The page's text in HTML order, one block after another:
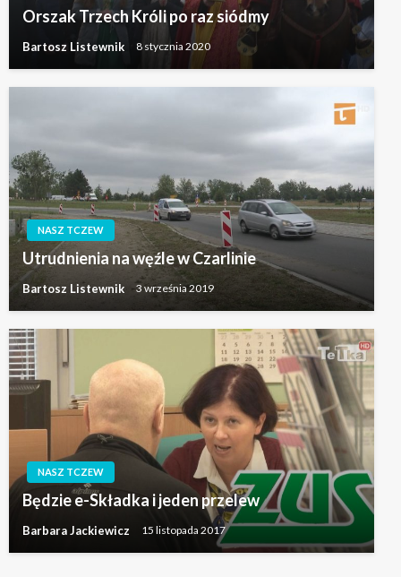
Orszak Trzech Króli po raz siódmy
Bartosz Listewnik 8 stycznia 2020
NASZ TCZEW
Utrudnienia na węźle w Czarlinie
Bartosz Listewnik 3 września 2019
NASZ TCZEW
Będzie e-Składka i jeden przelew
Barbara Jackiewicz 15 listopada 2017